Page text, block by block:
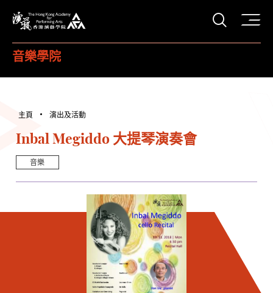
打開
音樂學院
主頁 演出及活動
Inbal Megiddo 大提琴演奏會
音樂